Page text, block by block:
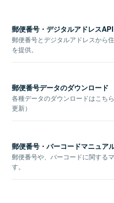
郵便番号・デジタルアドレスAPI
郵便番号とデジタルアドレスから
を提供。
郵便番号データのダウンロード
各種データのダウンロードはこち
更新）
郵便番号・バーコードマニュア
郵便番号や、バーコードに関する
す。